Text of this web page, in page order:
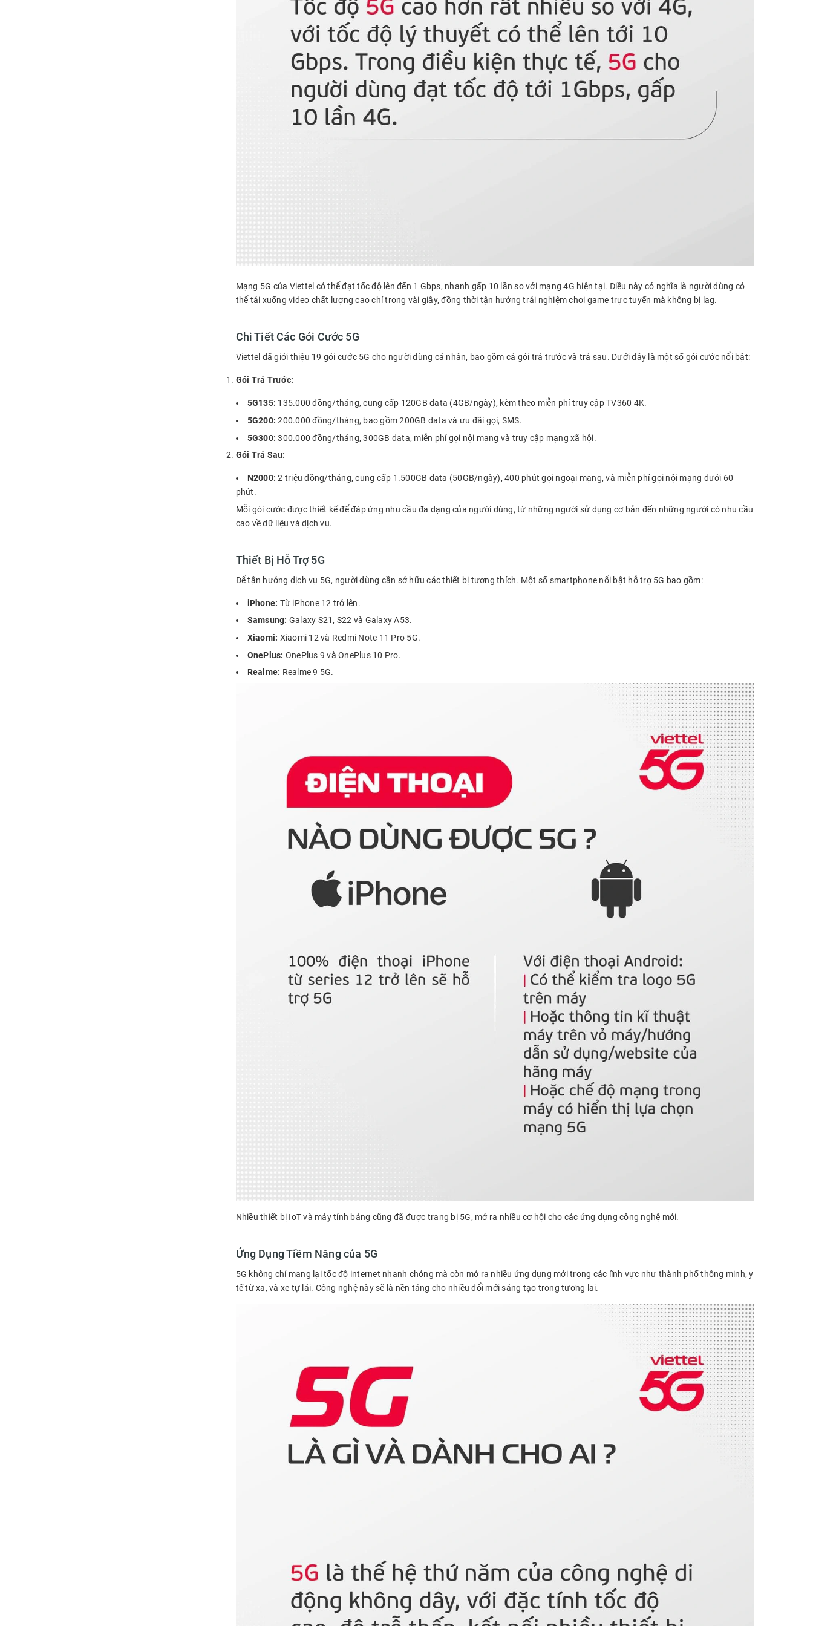
Mạng 5G của Viettel có thể đạt tốc độ lên đến 1 Gbps, nhanh gấp 10 lần so với mạng 4G hiện tại. Điều này có nghĩa là người dùng có
thể tải xuống video chất lượng cao chỉ trong vài giây, đồng thời tận hưởng trải nghiệm chơi game trực tuyến mà không bị lag.
Chi Tiết Các Gói Cước 5G
Viettel đã giới thiệu 19 gói cước 5G cho người dùng cá nhân, bao gồm cả gói trả trước và trả sau. Dưới đây là một số gói cước nổi bật:
Gói Trả Trước:
5G135: 135.000 đồng/tháng, cung cấp 120GB data (4GB/ngày), kèm theo miễn phí truy cập TV360 4K.
5G200: 200.000 đồng/tháng, bao gồm 200GB data và ưu đãi gọi, SMS.
5G300: 300.000 đồng/tháng, 300GB data, miễn phí gọi nội mạng và truy cập mạng xã hội.
Gói Trả Sau:
N2000: 2 triệu đồng/tháng, cung cấp 1.500GB data (50GB/ngày), 400 phút gọi ngoại mạng, và miễn phí gọi nội mạng dưới 60
phút.
Mỗi gói cước được thiết kế để đáp ứng nhu cầu đa dạng của người dùng, từ những người sử dụng cơ bản đến những người có nhu cầu
cao về dữ liệu và dịch vụ.
Thiết Bị Hỗ Trợ 5G
Để tận hưởng dịch vụ 5G, người dùng cần sở hữu các thiết bị tương thích. Một số smartphone nổi bật hỗ trợ 5G bao gồm:
iPhone: Từ iPhone 12 trở lên.
Samsung: Galaxy S21, S22 và Galaxy A53.
Xiaomi: Xiaomi 12 và Redmi Note 11 Pro 5G.
OnePlus: OnePlus 9 và OnePlus 10 Pro.
Realme: Realme 9 5G.
Nhiều thiết bị IoT và máy tính bảng cũng đã được trang bị 5G, mở ra nhiều cơ hội cho các ứng dụng công nghệ mới.
Ứng Dụng Tiềm Năng của 5G
5G không chỉ mang lại tốc độ internet nhanh chóng mà còn mở ra nhiều ứng dụng mới trong các lĩnh vực như thành phố thông minh, y
tế từ xa, và xe tự lái. Công nghệ này sẽ là nền tảng cho nhiều đổi mới sáng tạo trong tương lai.